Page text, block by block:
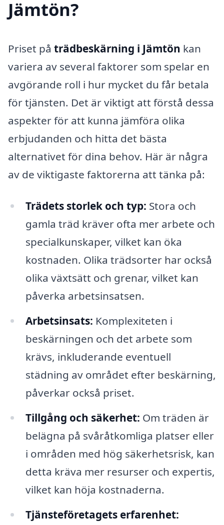
Jämtön?
Priset på trädbeskärning i Jämtön kan
variera av several faktorer som spelar en
avgörande roll i hur mycket du får betala
för tjänsten. Det är viktigt att förstå dessa
aspekter för att kunna jämföra olika
erbjudanden och hitta det bästa
alternativet för dina behov. Här är några
av de viktigaste faktorerna att tänka på:
Trädets storlek och typ: Stora och
gamla träd kräver ofta mer arbete och
specialkunskaper, vilket kan öka
kostnaden. Olika trädsorter har också
olika växtsätt och grenar, vilket kan
påverka arbetsinsatsen.
Arbetsinsats: Komplexiteten i
beskärningen och det arbete som
krävs, inkluderande eventuell
städning av området efter beskärning,
påverkar också priset.
Tillgång och säkerhet: Om träden är
belägna på svåråtkomliga platser eller
i områden med hög säkerhetsrisk, kan
detta kräva mer resurser och expertis,
vilket kan höja kostnaderna.
Tjänsteföretagets erfarenhet: